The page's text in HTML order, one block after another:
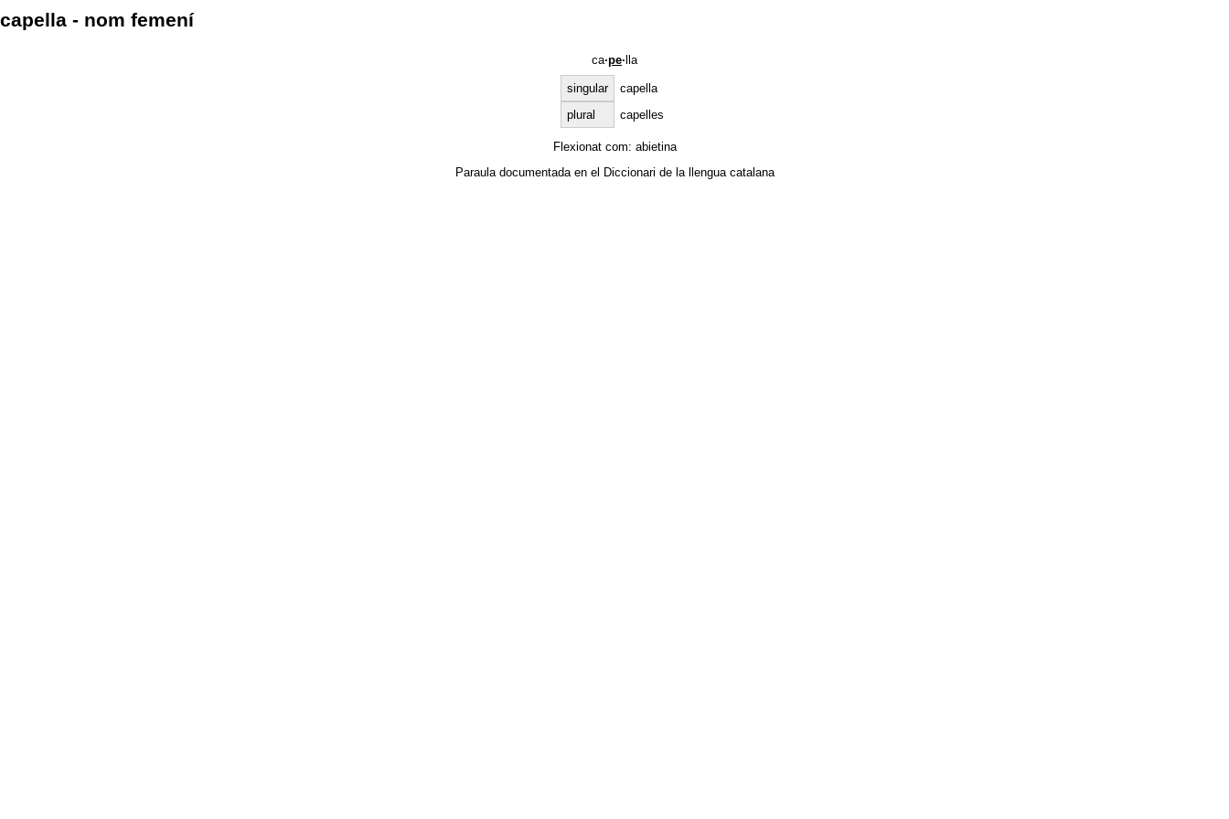
capella - nom femení
ca·pe· lla
singular
capella
plural
capelles
Flexionat com: abietina
Paraula documentada en el Diccionari de la llengua catalana